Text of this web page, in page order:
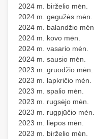
2024 m. birželio mėn.
2024 m. gegužės mėn.
2024 m. balandžio mėn.
2024 m. kovo mėn.
2024 m. vasario mėn.
2024 m. sausio mėn.
2023 m. gruodžio mėn.
2023 m. lapkričio mėn.
2023 m. spalio mėn.
2023 m. rugsėjo mėn.
2023 m. rugpjūčio mėn.
2023 m. liepos mėn.
2023 m. birželio mėn.